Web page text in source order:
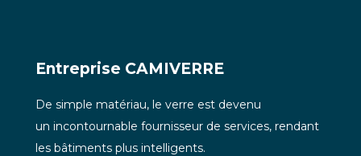
Entreprise CAMIVERRE
De simple matériau, le verre est devenu
un incontournable fournisseur de services, rendant
les bâtiments plus intelligents.